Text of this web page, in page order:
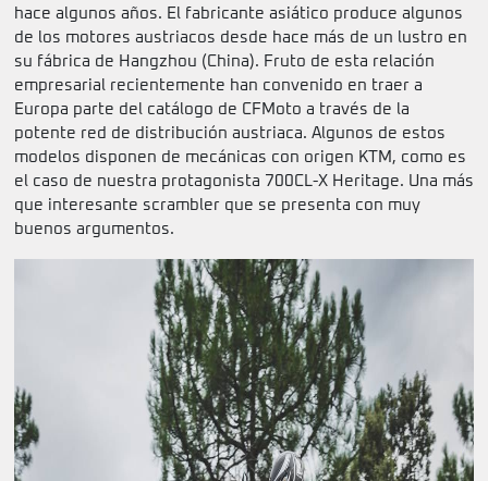
hace algunos años. El fabricante asiático produce algunos
de los motores austriacos desde hace más de un lustro en
su fábrica de Hangzhou (China). Fruto de esta relación
empresarial recientemente han convenido en traer a
Europa parte del catálogo de CFMoto a través de la
potente red de distribución austriaca. Algunos de estos
modelos disponen de mecánicas con origen KTM, como es
el caso de nuestra protagonista 700CL-X Heritage. Una más
que interesante scrambler que se presenta con muy
buenos argumentos.